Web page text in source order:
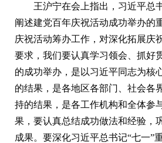
王沪宁在会上指出，习近平总
阐述建党百年庆祝活动成功举办的
庆祝活动筹办工作，对深化拓展庆
要求，我们要认真学习领会、抓好
的成功举办，是以习近平同志为核
的结果，是各地区各部门、社会各
持的结果，是各工作机构和全体参
果，要认真总结成功做法和经验，
成果。要深化习近平总书记“七一”